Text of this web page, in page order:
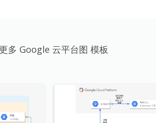
多 Google 云平台图 模板